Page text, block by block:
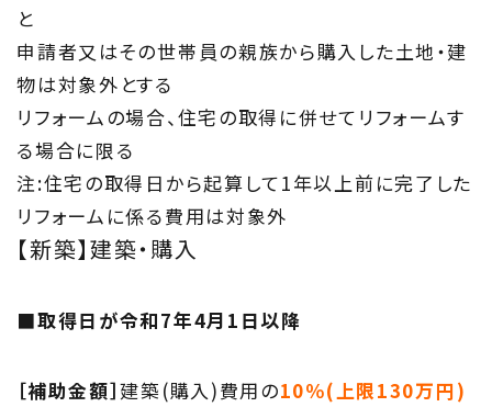
と
申請者又はその世帯員の親族から購入した土地・建
物は対象外とする
リフォームの場合、住宅の取得に併せてリフォームす
る場合に限る
注:住宅の取得日から起算して1年以上前に完了した
リフォームに係る費用は対象外
【新築】建築・購入
■取得日が令和7年4月1日以降
［補助金額］建築(購入)費用の10％(上限130万円)